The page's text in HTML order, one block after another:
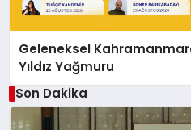
Geleneksel
Yıldız Yağmuru
Son Dakika